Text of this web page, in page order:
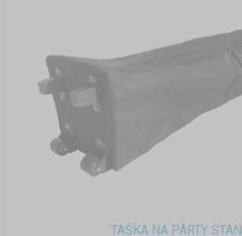
TAŠKA NA PÁRTY STAN